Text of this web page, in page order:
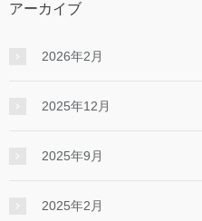
アーカイブ
2026年2月
2025年12月
2025年9月
2025年2月